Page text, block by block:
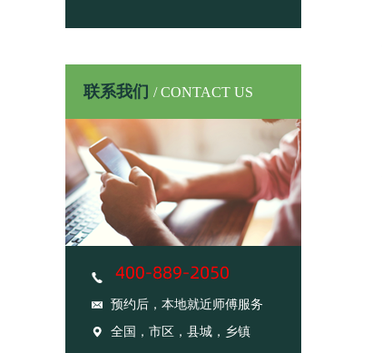
联系我们 / CONTACT US
预约后，本地就近师傅服务
全国，市区，县城，乡镇